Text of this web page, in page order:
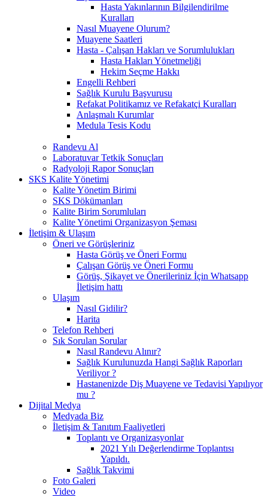
Hasta Yakınlarının Bilgilendirilme
Kuralları
Nasıl Muayene Olurum?
Muayene Saatleri
Hasta - Çalışan Hakları ve Sorumlulukları
Hasta Hakları Yönetmeliği
Hekim Seçme Hakkı
Engelli Rehberi
Sağlık Kurulu Başvurusu
Refakat Politikamız ve Refakatçi Kuralları
Anlaşmalı Kurumlar
Medula Tesis Kodu
Randevu Al
Laboratuvar Tetkik Sonuçları
Radyoloji Rapor Sonuçları
SKS Kalite Yönetimi
Kalite Yönetim Birimi
SKS Dökümanları
Kalite Birim Sorumluları
Kalite Yönetimi Organizasyon Şeması
İletişim & Ulaşım
Öneri ve Görüşleriniz
Hasta Görüş ve Öneri Formu
Çalışan Görüş ve Öneri Formu
Görüş, Şikayet ve Önerileriniz İçin Whatsapp
İletişim hattı
Ulaşım
Nasıl Gidilir?
Harita
Telefon Rehberi
Sık Sorulan Sorular
Nasıl Randevu Alınır?
Sağlık Kurulunuzda Hangi Sağlık Raporları
Veriliyor ?
Hastanenizde Diş Muayene ve Tedavisi Yapılıyor
mu ?
Dijital Medya
Medyada Biz
İletişim & Tanıtım Faaliyetleri
Toplantı ve Organizasyonlar
2021 Yılı Değerlendirme Toplantısı
Yapıldı.
Sağlık Takvimi
Foto Galeri
Video